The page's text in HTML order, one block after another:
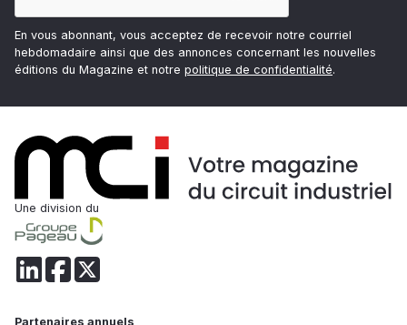
En vous abonnant, vous acceptez de recevoir notre courriel
hebdomadaire ainsi que des annonces concernant les nouvelles
éditions du Magazine et notre politique de confidentialité.
Une division du
Partenaires annuels